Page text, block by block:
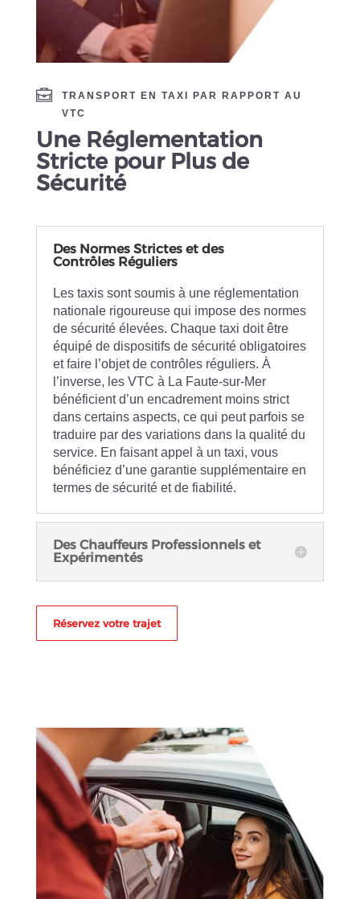
TRANSPORT EN TAXI PAR RAPPORT AU
VTC
Une Réglementation
Stricte pour Plus de
Sécurité
Des Normes Strictes et des
Contrôles Réguliers
Les taxis sont soumis à une réglementation
nationale rigoureuse qui impose des normes
de sécurité élevées. Chaque taxi doit être
équipé de dispositifs de sécurité obligatoires
et faire l’objet de contrôles réguliers. À
l’inverse, les VTC à La Faute-sur-Mer
bénéficient d’un encadrement moins strict
dans certains aspects, ce qui peut parfois se
traduire par des variations dans la qualité du
service. En faisant appel à un taxi, vous
bénéficiez d’une garantie supplémentaire en
termes de sécurité et de fiabilité.
Des Chauffeurs Professionnels et
Expérimentés
Réservez votre trajet